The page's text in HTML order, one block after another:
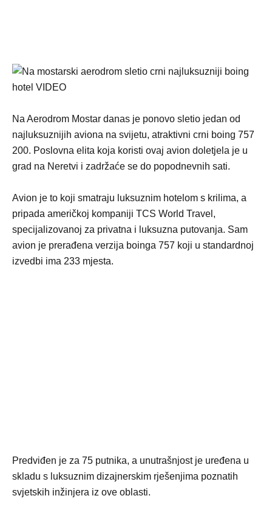
Na Aerodrom Mostar danas je ponovo sletio jedan od
najluksuznijih aviona na svijetu, atraktivni crni boing 757
200. Poslovna elita koja koristi ovaj avion doletjela je u
grad na Neretvi i zadržaće se do popodnevnih sati.
Avion je to koji smatraju luksuznim hotelom s krilima, a
pripada američkoj kompaniji TCS World Travel,
specijalizovanoj za privatna i luksuzna putovanja. Sam
avion je prerađena verzija boinga 757 koji u standardnoj
izvedbi ima 233 mjesta.
Predviđen je za 75 putnika, a unutrašnjost je uređena u
skladu s luksuznim dizajnerskim rješenjima poznatih
svjetskih inžinjera iz ove oblasti.